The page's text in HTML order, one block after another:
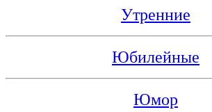
Утренние
Юбилейные
Юмор